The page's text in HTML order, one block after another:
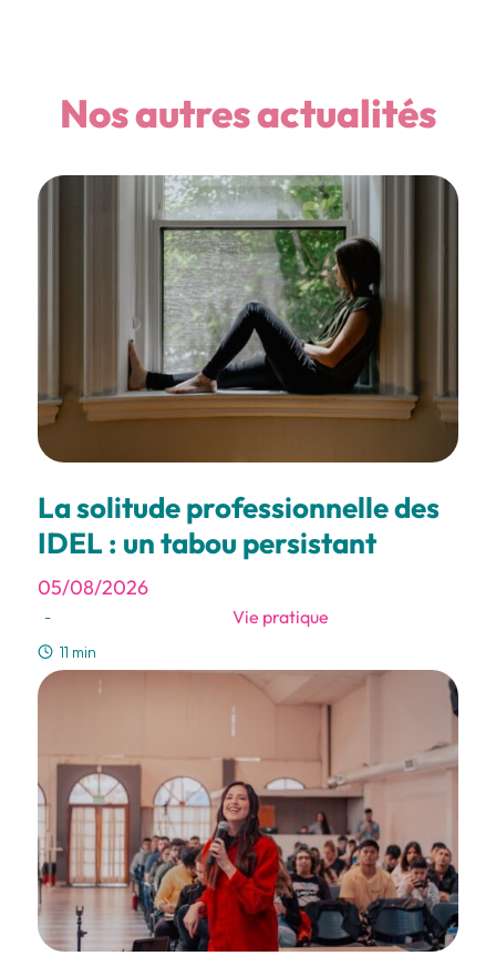
Nos autres actualités
La solitude professionnelle des
IDEL : un tabou persistant
05/08/2026
- Vie pratique
11 min